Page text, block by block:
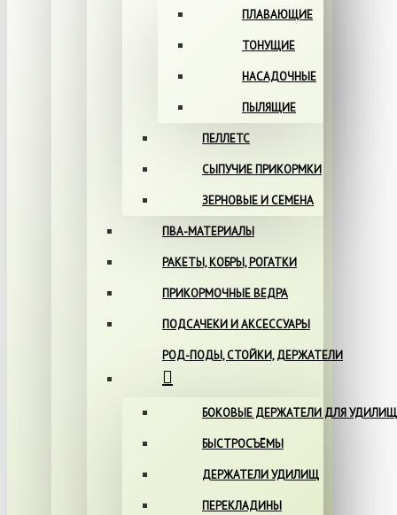
ПЛАВАЮЩИЕ
ТОНУЩИЕ
НАСАДОЧНЫЕ
ПЫЛЯЩИЕ
ПЕЛЛЕТС
СЫПУЧИЕ ПРИКОРМКИ
ЗЕРНОВЫЕ И СЕМЕНА
ПВА-МАТЕРИАЛЫ
РАКЕТЫ, КОБРЫ, РОГАТКИ
ПРИКОРМОЧНЫЕ ВЕДРА
ПОДСАЧЕКИ И АКСЕССУАРЫ
РОД-ПОДЫ, СТОЙКИ, ДЕРЖАТЕЛИ
БОКОВЫЕ ДЕРЖАТЕЛИ ДЛЯ УДИЛИЩ
БЫСТРОСЪЁМЫ
ДЕРЖАТЕЛИ УДИЛИЩ
ПЕРЕКЛАДИНЫ